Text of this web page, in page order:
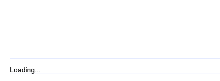
Loading...